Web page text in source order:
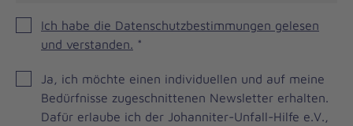
Ich habe die Datenschutzbestimmungen gelesen
und verstanden. *
Brevo
Newsletter
Ja, ich möchte einen individuellen und auf meine
Bedürfnisse zugeschnittenen Newsletter erhalten.
Dafür erlaube ich der Johanniter-Unfall-Hilfe e.V.,